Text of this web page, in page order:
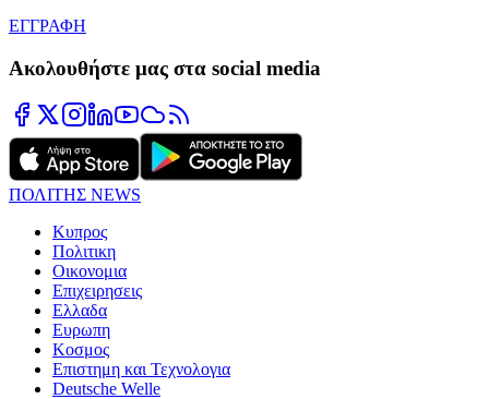
ΕΓΓΡΑΦΗ
Ακολουθήστε μας στα social media
ΠΟΛΙΤΗΣ NEWS
Κυπρος
Πολιτικη
Οικονομια
Επιχειρησεις
Ελλαδα
Ευρωπη
Κοσμος
Επιστημη και Τεχνολογια
Deutsche Welle